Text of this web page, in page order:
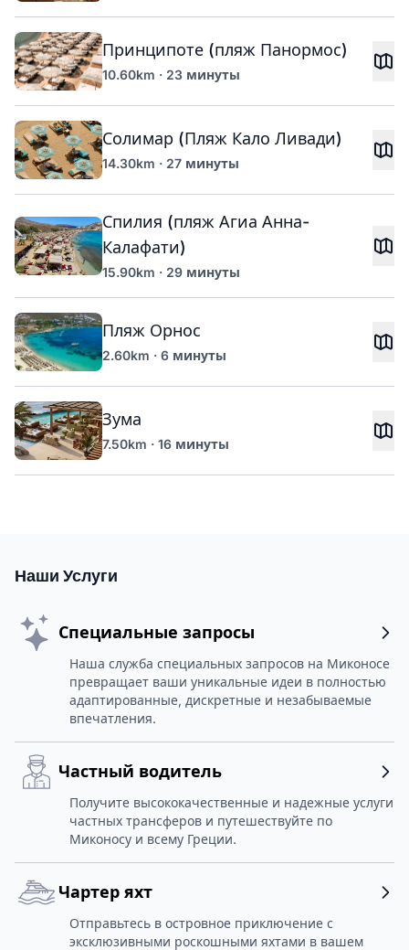
Принципоте (пляж Панормос)
10.60km · 23 минуты
Солимар (Пляж Кало Ливади)
14.30km · 27 минуты
Спилия (пляж Агиа Анна-
Калафати)
15.90km · 29 минуты
Пляж Орнос
2.60km · 6 минуты
Зума
7.50km · 16 минуты
Наши Услуги
Специальные запросы
Наша служба специальных запросов на Миконосе
превращает ваши уникальные идеи в полностью
адаптированные, дискретные и незабываемые
впечатления.
Частный водитель
Получите высококачественные и надежные услуги
частных трансферов и путешествуйте по
Миконосу и всему Греции.
Чартер яхт
Отправьтесь в островное приключение с
эксклюзивными роскошными яхтами в вашем